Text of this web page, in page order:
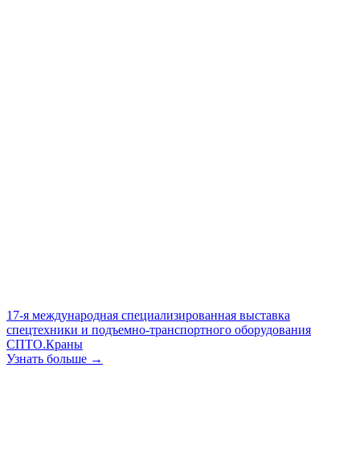
17-я международная специализированная выставка
спецтехники и подъемно-транспортного оборудования
СПТО.Краны
Узнать больше →